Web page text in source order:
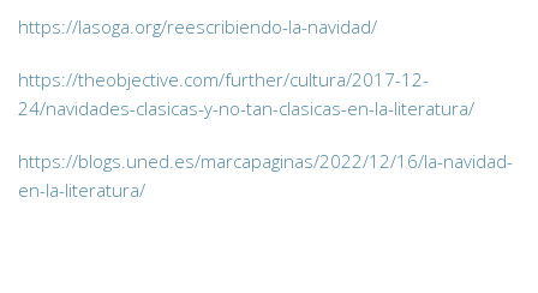
https://lasoga.org/reescribiendo-la-navidad/
https://theobjective.com/further/cultura/2017-12-
24/navidades-clasicas-y-no-tan-clasicas-en-la-literatura/
https://blogs.uned.es/marcapaginas/2022/12/16/la-navidad-
en-la-literatura/